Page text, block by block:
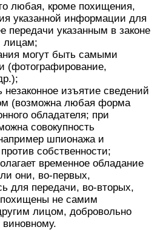
любая, кроме похищения,
указанной информации для
передачи указанным в законе
лицам;
могут быть самыми
(фотографирование,
изъятие сведений
(возможна любая форма
обладателя; при
совокупность
шпионажа и
собственности;
временное обладание
они, во-первых,
для передачи, во-вторых,
не самим
лицом, добровольно